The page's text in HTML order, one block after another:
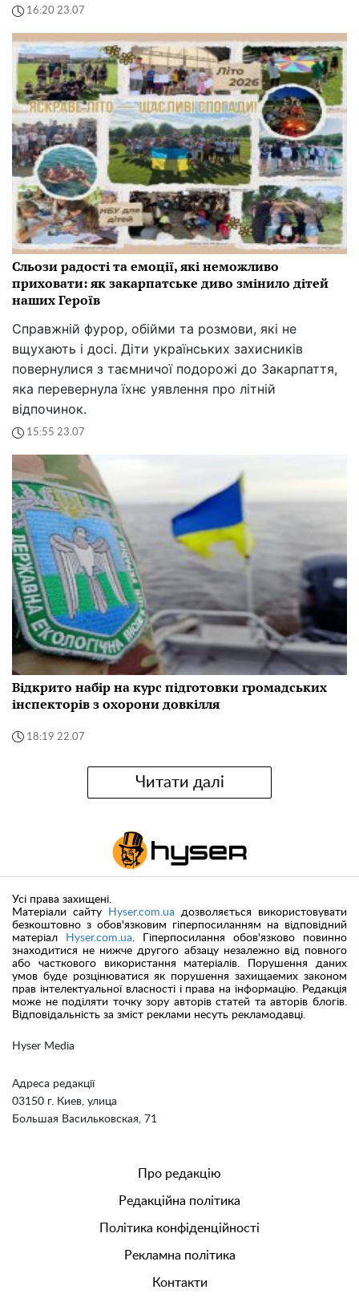
16:20 23.07
Сльози радості та емоції, які неможливо
приховати: як закарпатське диво змінило дітей
наших Героїв
Справжній фурор, обійми та розмови, які не
вщухають і досі. Діти українських захисників
повернулися з таємничої подорожі до Закарпаття,
яка перевернула їхнє уявлення про літній
відпочинок.
15:55 23.07
Відкрито набір на курс підготовки громадських
інспекторів з охорони довкілля
18:19 22.07
Читати далі
Hyser Media
Адреса редакції
03150 г. Киев, улица
Большая Васильковская, 71
Усі права захищені.
Матеріали сайту
Hyser.com.ua дозволяється використовувати
безкоштовно з обов'язковим гіперпосиланням на відповідний
матеріал
Hyser.com.ua. Гіперпосилання обов'язково повинно
знаходитися не нижче другого абзацу незалежно від повного
або часткового використання матеріалів. Порушення даних
умов буде розцінюватися як порушення захищаемих законом
прав інтелектуальної власності і права на інформацію. Редакція
може не поділяти точку зору авторів статей та авторів блогів.
Відповідальність за зміст реклами несуть рекламодавці.
Про редакцію
Редакційна політика
Політика конфіденційності
Рекламна політика
Контакти